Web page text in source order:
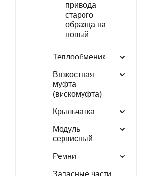
привода
старого
образца на
новый
Теплообменик
Вязкостная
муфта
(вискомуфта)
Крыльчатка
Модуль
сервисный
Ремни
Запасные части